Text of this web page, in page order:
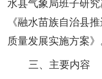
水县气象局班子研
《融水苗族自治县
质量发展实施方案》
三、 主要内容